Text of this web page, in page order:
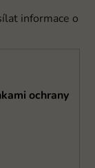
informace o
ochrany